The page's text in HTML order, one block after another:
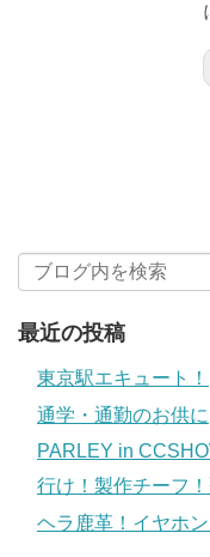
最近の投稿
東京駅エキュート！
通学・通勤のお供に
PARLEY in
行け！製作チーフ！
ヘラ鹿革！イヤホ